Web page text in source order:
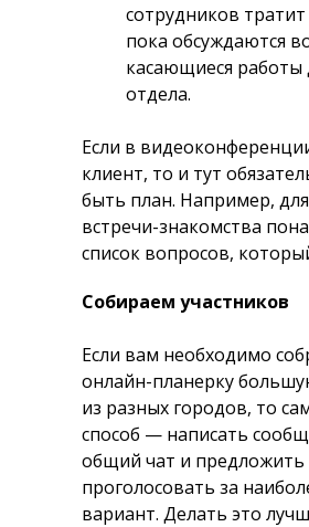
сотрудников
пока обсуждаются
касающиеся работы
отдела.
Если в
клиент, то и тут
быть план. Например,
встречи-знакомства
список вопросов,
продающей онлайн-
конкретных услуг и
работы, которые
достичь целей,
т. д.
Собираем участников
Если вам необходимо
онлайн-планерку
из разных городов, то
способ — написать
общий чат и предложить
проголосовать за
вариант. Делать это